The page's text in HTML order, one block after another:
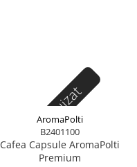
Stoc epuizat
AromaPolti
B2401100
Cafea Capsule AromaPolti
Premium